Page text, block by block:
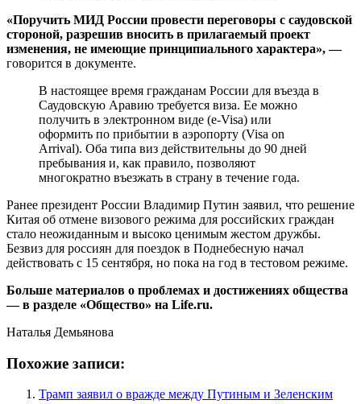
«Поручить МИД России провести переговоры с саудовской
стороной, разрешив вносить в прилагаемый проект
изменения, не имеющие принципиального характера», —
говорится в документе.
В настоящее время гражданам России для въезда в
Саудовскую Аравию требуется виза. Ее можно
получить в электронном виде (e-Visa) или
оформить по прибытии в аэропорту (Visa on
Arrival). Оба типа виз действительны до 90 дней
пребывания и, как правило, позволяют
многократно въезжать в страну в течение года.
Ранее президент России Владимир Путин заявил, что решение
Китая об отмене визового режима для российских граждан
стало неожиданным и высоко ценимым жестом дружбы.
Безвиз для россиян для поездок в Поднебесную начал
действовать с 15 сентября, но пока на год в тестовом режиме.
Больше материалов о проблемах и достижениях общества
— в разделе «Общество» на Life.ru.
Наталья Демьянова
Похожие записи:
Трамп заявил о вражде между Путиным и Зеленским